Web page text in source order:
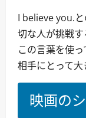
I believe you.
切な人が挑戦
この言葉を使っ
相手にとって大
映画の